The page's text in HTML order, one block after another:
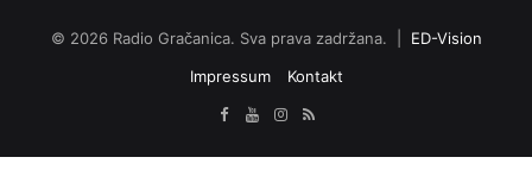
© 2026 Radio Gračanica. Sva prava zadržana. | ED-Vision
Impressum
Kontakt